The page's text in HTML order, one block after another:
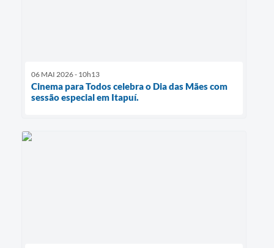
06 MAI 2026 - 10h13
Cinema para Todos celebra o Dia das Mães com
sessão especial em Itapuí.